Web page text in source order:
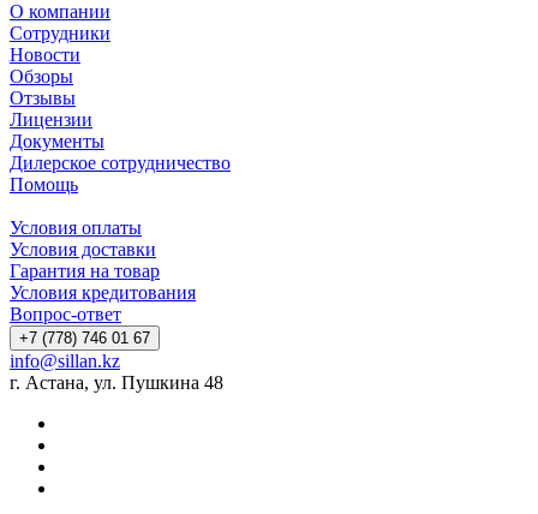
О компании
Сотрудники
Новости
Обзоры
Отзывы
Лицензии
Документы
Дилерское сотрудничество
Помощь
Условия оплаты
Условия доставки
Гарантия на товар
Условия кредитования
Вопрос-ответ
+7 (778) 746 01 67
info@sillan.kz
г. Астана, ул. Пушкина 48